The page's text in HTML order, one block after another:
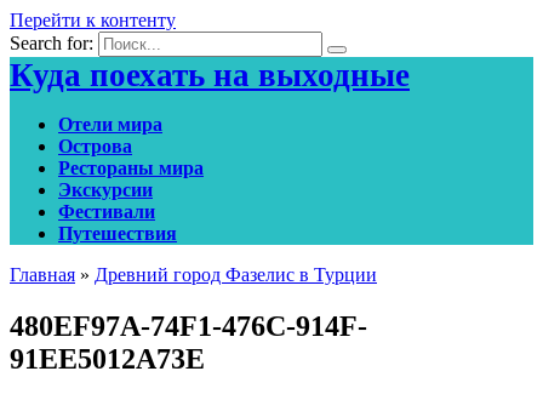
Перейти к контенту
Search for:
Куда поехать на выходные
Отели мира
Острова
Рестораны мира
Экскурсии
Фестивали
Путешествия
Главная » Древний город Фазелис в Турции
480EF97A-74F1-476C-914F-
91EE5012A73E